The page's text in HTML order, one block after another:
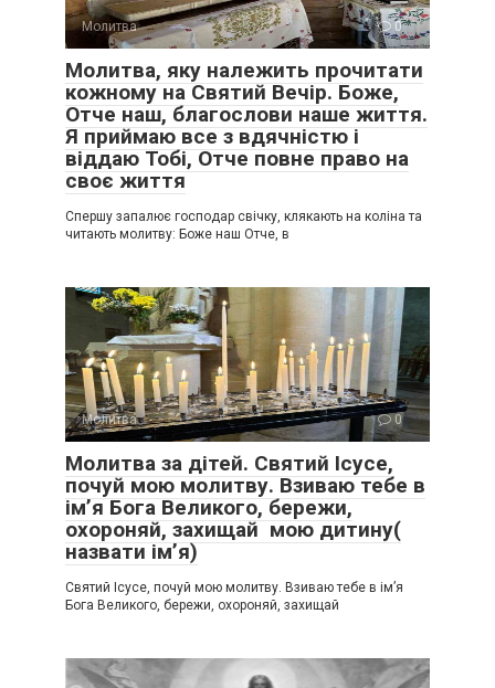
Молитва 0
Молитва, яку належить прочитати
кожному на Святий Вечір. Боже,
Отче наш, благослови наше життя.
Я приймаю все з вдячністю і
віддаю Тобі, Отче повне право на
своє життя
Спершу запалює господар свічку, клякають на коліна та
читають молитву: Боже наш Отче, в
Молитва 0
Молитва за дітей. Святий Ісусе,
почуй мою молитву. Взиваю тебе в
імʼя Бога Великого, бережи,
охороняй, захищай мою дитину(
назвати імʼя)
Святий Ісусе, почуй мою молитву. Взиваю тебе в імʼя
Бога Великого, бережи, охороняй, захищай